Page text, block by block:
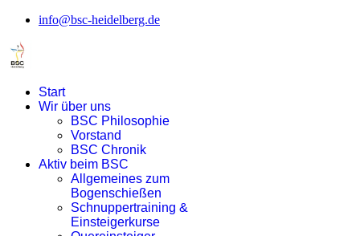
info@bsc-heidelberg.de
Start
Wir über uns
BSC Philosophie
Vorstand
BSC Chronik
Aktiv beim BSC
Allgemeines zum
Bogenschießen
Schnuppertraining &
Einsteigerkurse